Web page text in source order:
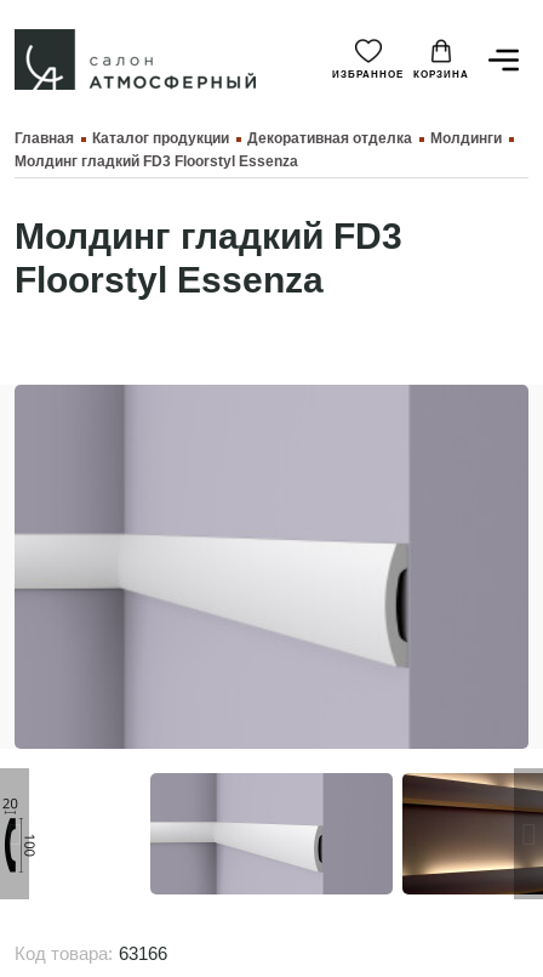
ИЗБРАННОЕ КОРЗИНА
Главная Каталог продукции Декоративная отделка
Молдинги
Молдинг гладкий FD3 Floorstyl Essenza
Молдинг гладкий FD3
Floorstyl Essenza
Код товара: 63166